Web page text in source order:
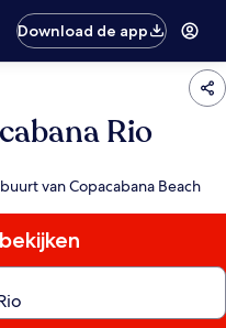
Download de app
Rio
van Copacabana Beach